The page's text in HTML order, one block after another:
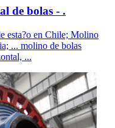
de bolas - .
esta?o en Chile; Molino
... molino de bolas
...